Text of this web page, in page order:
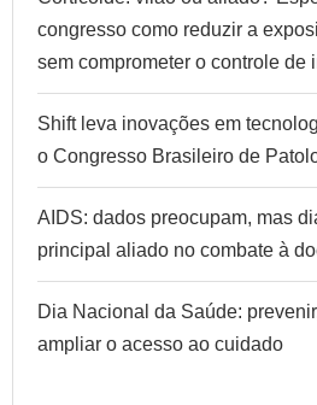
congresso como reduzir a
sem comprometer o controle de
Shift leva inovações em
o Congresso Brasileiro de
AIDS: dados preocupam, mas
principal aliado no combate à
Dia Nacional da Saúde:
ampliar o acesso ao cuidado